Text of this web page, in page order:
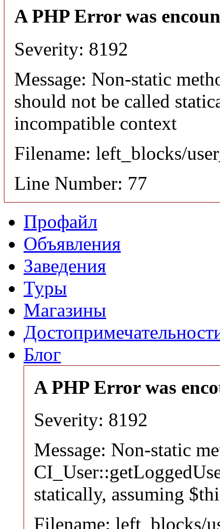
A PHP Error was
Severity: 8192
Message: Non-static
should not be called
incompatible context
Filename: left_blocks/
Line Number: 77
Профайл
Объявления
Заведения
Туры
Магазины
Блог
A PHP Error was
Severity: 8192
Message: Non-static
statically, assuming
Filename: left_blocks/